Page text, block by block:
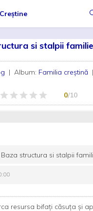
si stalpii
| Album: Familia creștină
0/10
Baza structura si stalpii
resursa bifați căsuța și